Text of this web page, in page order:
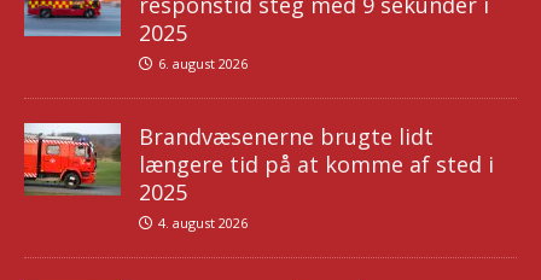
2025
6. august 2026
Brandvæsenerne brugte lidt
længere tid på at komme af sted i
2025
4. august 2026